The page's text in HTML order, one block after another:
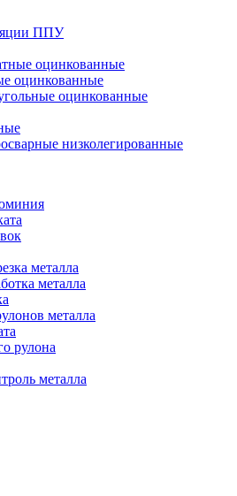
ППУ
оцинкованные
оцинкованные
оцинкованные
низколегированные
металла
металла
металла
рулона
металла